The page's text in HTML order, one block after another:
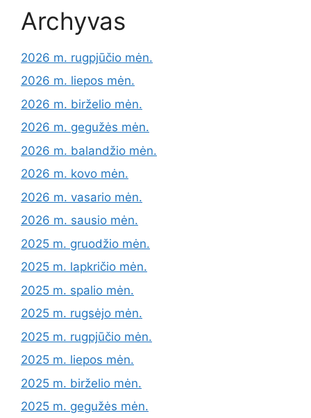
Archyvas
2026 m. rugpjūčio mėn.
2026 m. liepos mėn.
2026 m. birželio mėn.
2026 m. gegužės mėn.
2026 m. balandžio mėn.
2026 m. kovo mėn.
2026 m. vasario mėn.
2026 m. sausio mėn.
2025 m. gruodžio mėn.
2025 m. lapkričio mėn.
2025 m. spalio mėn.
2025 m. rugsėjo mėn.
2025 m. rugpjūčio mėn.
2025 m. liepos mėn.
2025 m. birželio mėn.
2025 m. gegužės mėn.